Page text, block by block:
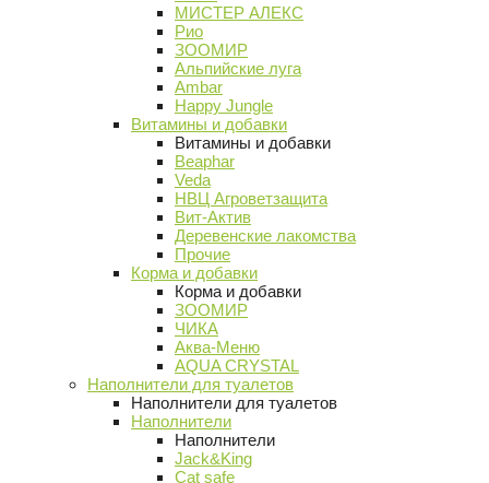
МИСТЕР АЛЕКС
Рио
ЗООМИР
Альпийские луга
Ambar
Happy Jungle
Витамины и добавки
Витамины и добавки
Beaphar
Veda
НВЦ Агроветзащита
Вит-Актив
Деревенские лакомства
Прочие
Корма и добавки
Корма и добавки
ЗООМИР
ЧИКА
Аква-Меню
AQUA CRYSTAL
Наполнители для туалетов
Наполнители для туалетов
Наполнители
Наполнители
Jack&King
Cat safe